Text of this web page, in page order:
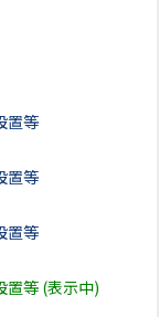
置等
置等
置等
置等 (表示中)